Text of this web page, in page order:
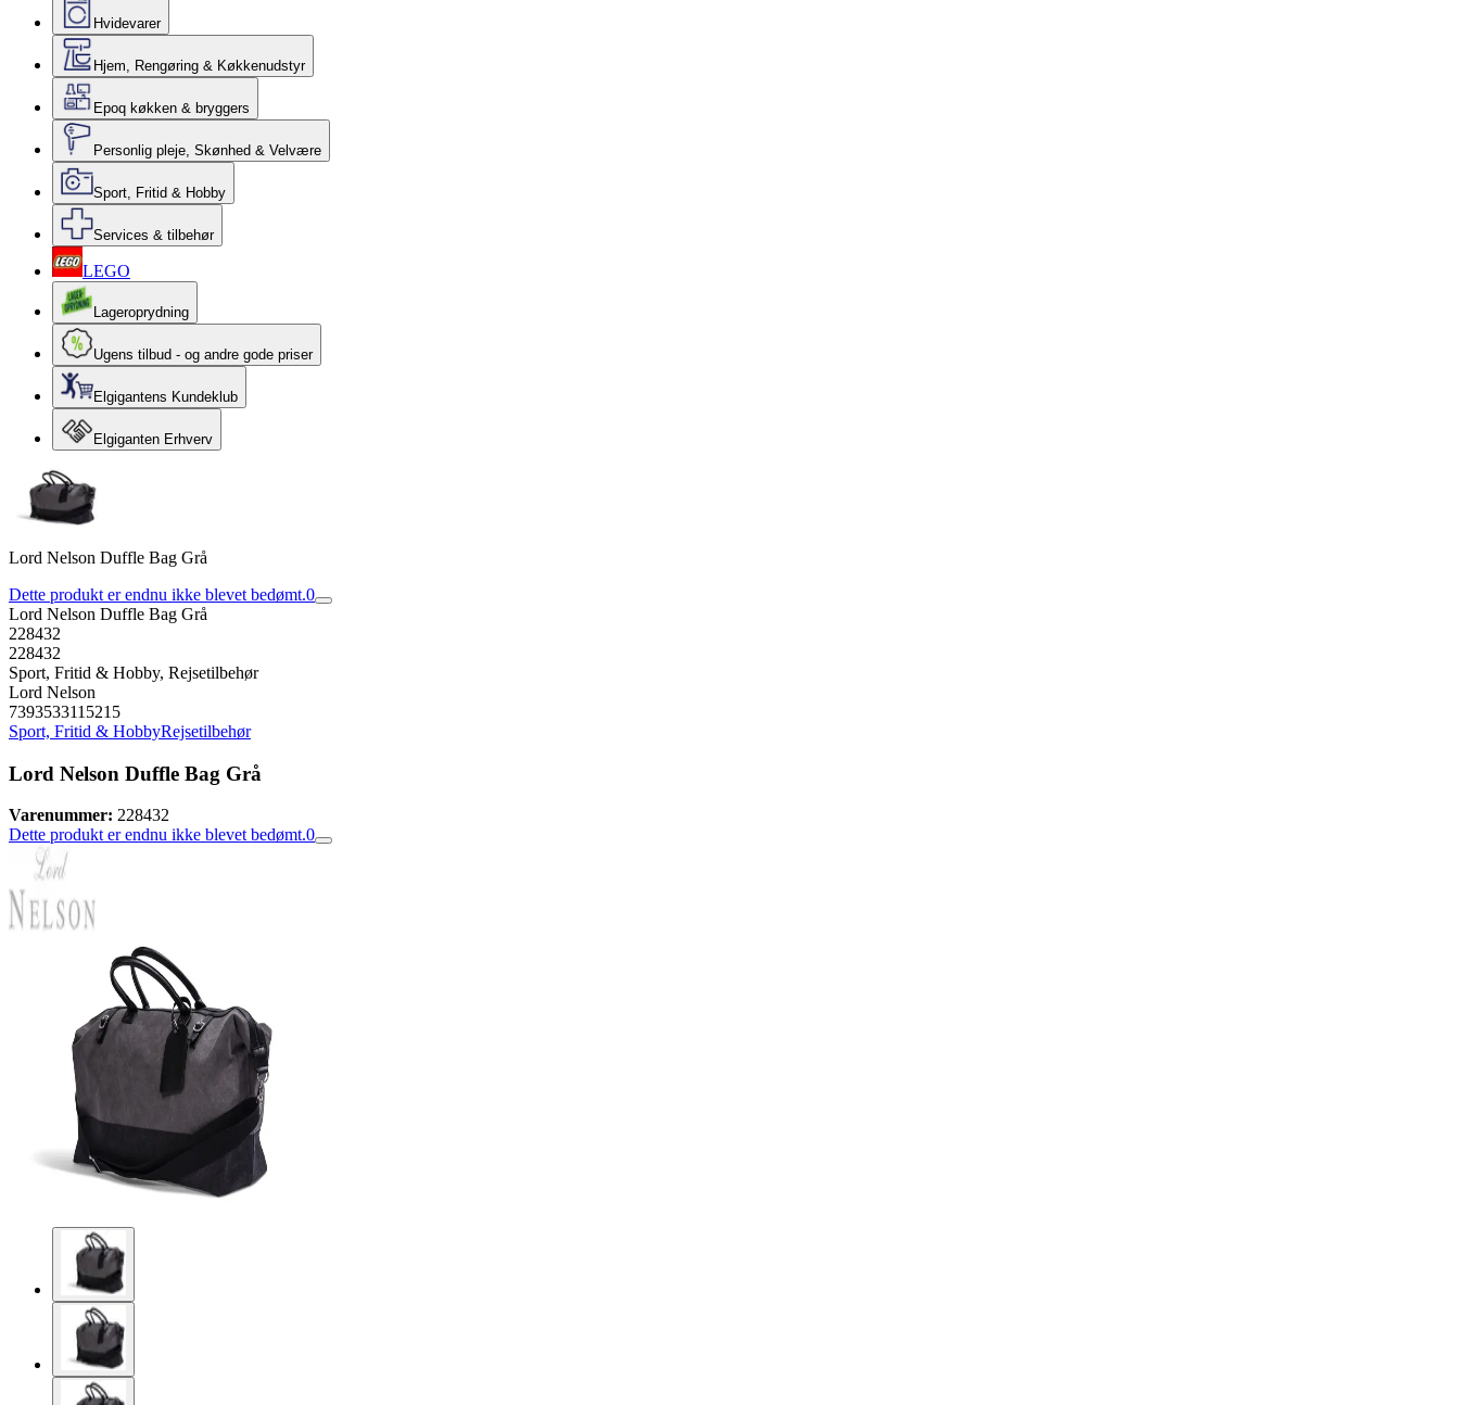
Hvidevarer
Hjem, Rengøring & Køkkenudstyr
Epoq køkken & bryggers
Personlig pleje, Skønhed & Velvære
Sport, Fritid & Hobby
Services & tilbehør
LEGO
Lageroprydning
Ugens tilbud - og andre gode priser
Elgigantens Kundeklub
Elgiganten Erhverv
Lord Nelson Duffle Bag Grå
Dette produkt er endnu ikke blevet bedømt.0
Lord Nelson Duffle Bag Grå
228432
228432
Sport, Fritid & Hobby, Rejsetilbehør
Lord Nelson
7393533115215
Sport, Fritid & HobbyRejsetilbehør
Lord Nelson Duffle Bag Grå
Varenummer: 228432
Dette produkt er endnu ikke blevet bedømt.0